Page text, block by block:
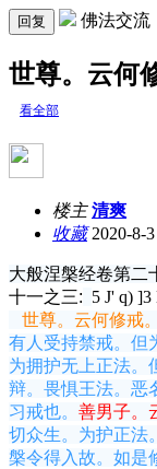
回复 佛法交流
世尊。云何
看全部
楼主 清爽
收藏2020-8-3
大般涅槃经卷第二
十一之三: 5 J' q)
世尊。云何修戒
有人受持禁戒。但
为拥护无上正法。
辩。畏惧王法。恶
习戒也。 善男子。
切众生。为护正法
槃令得入故。如是